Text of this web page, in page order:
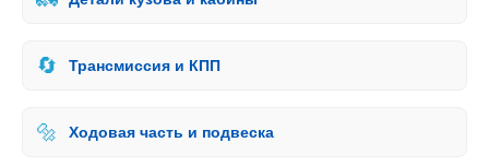
🔄 Трансмиссия и КПП
🔩 Ходовая часть и подвеска